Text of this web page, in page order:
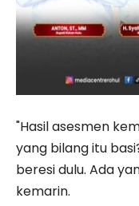
"Hasil asesmen
yang bilang itu
beresi dulu. Ada
kemarin.